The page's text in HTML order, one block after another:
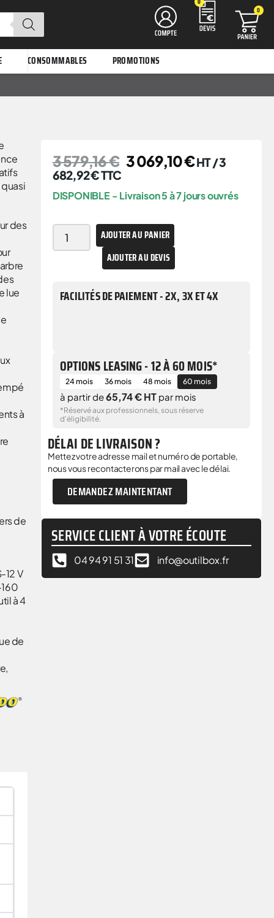
0
CONSOMMABLES PROMOTIONS
des
lue
à
de
12 V
à 4
de
3 579,16€ 3 069,10€HT /3
682,92€TTC
DISPONIBLE - Livraison 5 à 7 jours ouvrés
AJOUTER AU PANIER
AJOUTER AU DEVIS
FACILITÉS DE PAIEMENT - 2X, 3X ET 4X
OPTIONS LEASING - 12 À 60 MOIS*
24 mois 36 mois 48 mois 60 mois
à partir de65,74 € HTpar mois
*Réservé aux professionnels, sous réserve
d'éligibilité.
DÉLAI DE LIVRAISON ?
Mettez votre adresse mail et numéro de portable,
nous vous recontacterons par mail avec le délai.
DEMANDEZ MAINTENTANT
SERVICE CLIENT À VOTRE ÉCOUTE
04 94 91 51 31 info@outilbox.fr